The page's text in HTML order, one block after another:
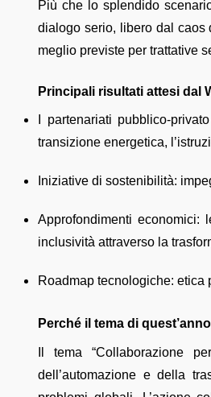
Più che lo splendido
dialogo serio, libero dal caos
meglio previste per trattative
Principali risultati attesi dal
I partenariati pubblico-
transizione energetica,
Iniziative di sostenibilità:
Approfondimenti economici:
inclusività attraverso la
Roadmap tecnologiche:
Perché il tema di
Il tema “Collaborazione
dell’automazione e della